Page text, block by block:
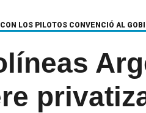
LOS PILOTOS CONVENCIÓ AL